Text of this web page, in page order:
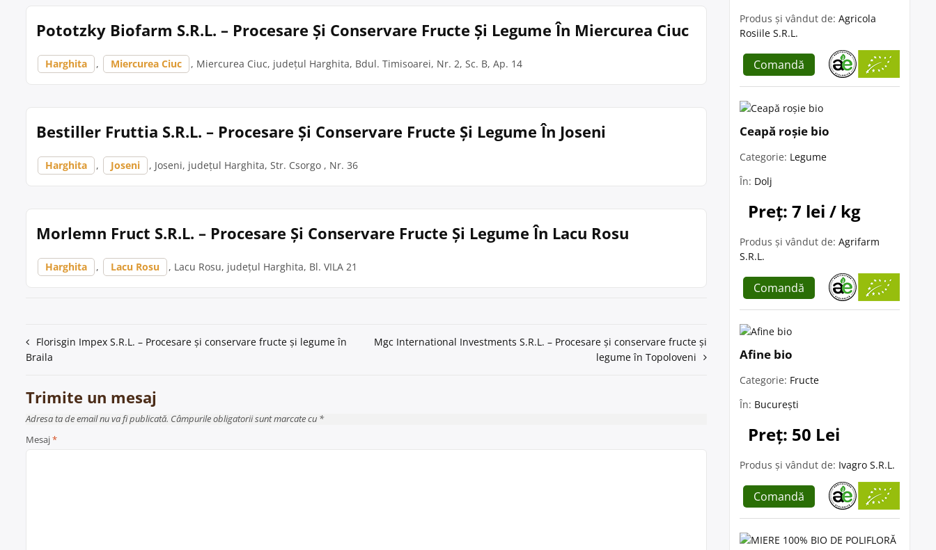
Pototzky Biofarm S.R.L. – Procesare Și Conservare Fructe Și Legume În Miercurea Ciuc
Harghita , Miercurea Ciuc , Miercurea Ciuc, județul Harghita, Bdul. Timisoarei, Nr. 2, Sc. B, Ap. 14
Bestiller Fruttia S.R.L. – Procesare Și Conservare Fructe Și Legume În Joseni
Harghita , Joseni , Joseni, județul Harghita, Str. Csorgo , Nr. 36
Morlemn Fruct S.R.L. – Procesare Și Conservare Fructe Și Legume În Lacu Rosu
Harghita , Lacu Rosu , Lacu Rosu, județul Harghita, Bl. VILA 21
Navigare
în
articole
Florisgin Impex S.R.L. – Procesare și conservare fructe și legume în
Braila
Mgc International Investments S.R.L. – Procesare și conservare fructe și
legume în Topoloveni
Trimite un mesaj
Adresa ta de email nu va fi publicată. Câmpurile obligatorii sunt marcate cu *
Mesaj*
Produs și vândut de: Agricola
Rosiile S.R.L.
Comandă
Ceapă roșie bio
Categorie: Legume
În: Dolj
Preț: 7 lei / kg
Produs și vândut de: Agrifarm
S.R.L.
Comandă
Afine bio
Categorie: Fructe
În: București
Preț: 50 Lei
Produs și vândut de: Ivagro S.R.L.
Comandă